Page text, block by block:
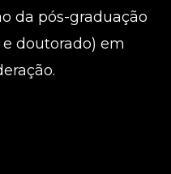
da pós-graduação
doutorado) em